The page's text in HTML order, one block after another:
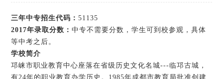
三年中专招生代码 ：51135
2017年录取分数：中专不需要分数，学生可到校参观，具体
等中考之后。
学校简介
邛崃市职业教育中心座落在省级历史文化名城---临邛古城，
有24年的职业教育办学历史。1985年成都市教育局批准创建